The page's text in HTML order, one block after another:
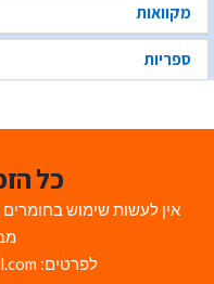
מקוואות
ספריות
כל
אין לעשות שימוש
לפרטים: Avihai.ZoomAt@gmail.com